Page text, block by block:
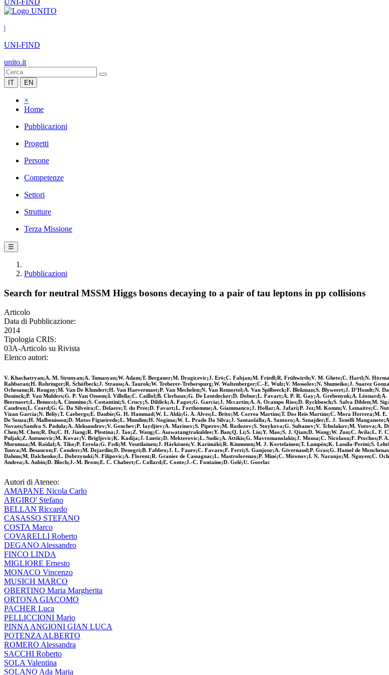
UNI-FIND
|
UNI-FIND
unito.it
IT EN
×
Home
Pubblicazioni
Progetti
Persone
Competenze
Settori
Strutture
Terza Missione
☰
Pubblicazioni
Search for neutral MSSM Higgs bosons decaying to a pair of tau leptons in pp collisions
Articolo
Data di Pubblicazione:
2014
Tipologia CRIS:
03A-Articolo su Rivista
Elenco autori:
V. Khachatryan;A. M. Sirunyan;A. Tumasyan;W. Adam;T. Bergauer;M. Dragicevic;J. Erö;C. Fabjan;M. Friedl;R. Frühwirth;V. M. Ghete;C. Hartl;N.
Rahbaran;H. Rohringer;R. Schöfbeck;J. Strauss;A. Taurok;W. Treberer-Treberspurg;W. Waltenberger;C.-E. Wulz;V. Mossolov;N. Shumeiko;J. Suarez
Ochesanu;R. Rougny;M. Van De Klundert;H. Van Haevermaet;P. Van Mechelen;N. Van Remortel;A. Van Spilbeeck;F. Blekman;S. Blyweert;J.
Doninck;P. Van Mulders;G. P. Van Onsem;I. Villella;C. Caillol;B. Clerbaux;G. De Lentdecker;D. Dobur;L. Favart;A. P. R. Gay;A. Grebenyuk;A.
Beernaert;L. Benucci;A. Cimmino;S. Costantini;S. Crucy;S. Dildick;A. Fagot;G. Garcia;J. Mccartin;A. A. Ocampo Rios;D. Ryckbosch;S. Salva Diblen;M.
Caudron;L. Ceard;G. G. Da Silveira;C. Delaere;T. du Pree;D. Favart;L. Forthomme;A. Giammanco;J. Hollar;A. Jafari;P. Jez;M. Komm;V. Lemaitre;C.
Vizan Garcia;N. Beliy;T. Caebergs;E. Daubie;G. H. Hammad;W. L. Aldá;G. A. Alves;L. Brito;M. Correa Martins;T. Dos Reis Martins;C. Mora Herrera;M.
De Souza;H. Malbouisson;D. Matos Figueiredo;L. Mundim;H. Nogima;W. L. Prado Da Silva;J. Santaolalla;A. Santoro;A. Sznajder;E. J. Tonelli
Novaes;Sandra S. Padula;A. Aleksandrov;V. Genchev;P. Iaydjiev;A. Marinov;S. Piperov;M. Rodozov;S. Stoykova;G. Sultanov;V. Tcholakov;M.
Chen;M. Chen;R. Du;C. H. Jiang;R. Plestina;J. Tao;Z. Wang;C. Asawatangtrakuldee;Y. Ban;Q. Li;S. Liu;Y. Mao;S. J. Qian;D. Wang;W. Zou;C. Avila;L.
Puljak;Z. Antunovic;M. Kovac;V. Brigljevic;K. Kadija;J. Luetic;D. Mekterovic;L. Sudic;A. Attikis;G. Mavromanolakis;J. Mousa;C. Nicolaou;F.
Murumaa;M. Raidal;A. Tiko;P. Eerola;G. Fedi;M. Voutilainen;J. Härkönen;V. Karimäki;R. Kinnunen;M. J. Kortelainen;T. Lampén;K. Lassila-Perini;S.
Tuuva;M. Besancon;F. Couderc;M. Dejardin;D. Denegri;B. Fabbro;J. L. Faure;C. Favaro;F. Ferri;S. Ganjour;A. Givernaud;P. Gras;G. Hamel de
Dahms;M. Dalchenko;L. Dobrzynski;N. Filipovic;A. Florent;R. Granier de Cassagnac;L. Mastrolorenzo;P. Miné;C. Mironov;I. N. Naranjo;M. Nguyen;C.
Andrea;A. Aubin;D. Bloch;J.-M. Brom;E. C. Chabert;C. Collard;E. Conte;J.-C. Fontaine;D. Gelé;U. Goerlac
Autori di Ateneo:
AMAPANE Nicola Carlo
ARGIRO' Stefano
BELLAN Riccardo
CASASSO STEFANO
COSTA Marco
COVARELLI Roberto
DEGANO Alessandro
FINCO LINDA
MIGLIORE Ernesto
MONACO Vincenzo
MUSICH MARCO
OBERTINO Maria Margherita
ORTONA GIACOMO
PACHER Luca
PELLICCIONI Mario
PINNA ANGIONI GIAN LUCA
POTENZA ALBERTO
ROMERO Alessandra
SACCHI Roberto
SOLA Valentina
SOLANO Ada Maria